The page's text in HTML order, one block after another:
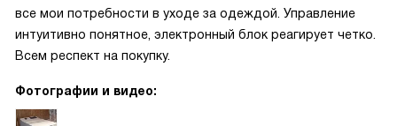
все мои потребности в уходе за одеждой. Управление
интуитивно понятное, электронный блок реагирует четко.
Всем респект на покупку.
Фотографии и видео: